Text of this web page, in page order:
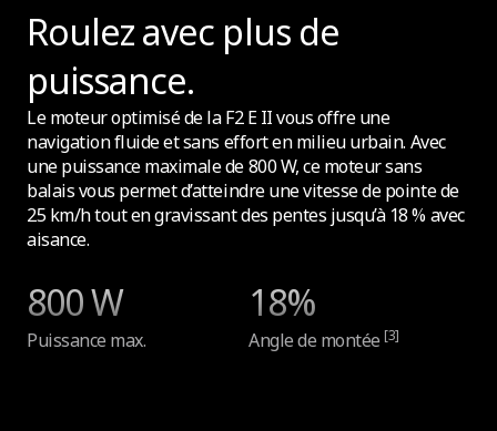
Roulez avec plus de
puissance.
Le moteur optimisé de la F2 E II vous offre une
navigation fluide et sans effort en milieu urbain. Avec
une puissance maximale de 800 W, ce moteur sans
balais vous permet d’atteindre une vitesse de pointe de
25 km/h tout en gravissant des pentes jusqu’à 18 % avec
aisance.
800 W
Puissance max.
18%
Angle de montée[3]
254 mm / 10 pouces
Taille des pneus - Pneu avant
254 mm / 10 pouces
Connectivité
Apple Find My